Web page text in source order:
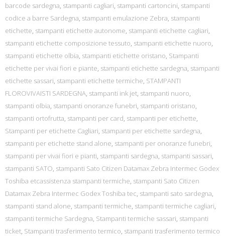
barcode sardegna, stampanti cagliari, stampanti cartoncini, stampanti
codice a barre Sardegna, stampanti emulazione Zebra, stampanti
etichette, stampanti etichette autonome, stampanti etichette cagliari,
stampanti etichette composizione tessuto, stampanti etichette nuoro,
stampanti etichette olbia, stampanti etichette oristano, Stampanti
etichette per vivai fiori e piante, stampanti etichette sardegna, stampanti
etichette sassari, stampanti etichette termiche, STAMPANTI
FLOROVIVAISTI SARDEGNA, stampanti ink jet, stampanti nuoro,
stampanti olbia, stampanti onoranze funebri, stampanti oristano,
stampanti ortofrutta, stampanti per card, stampanti per etichette,
Stampanti per etichette Cagliari, stampanti per etichette sardegna,
stampanti per etichette stand alone, stampanti per onoranze funebri,
stampanti per vivai fiori e pianti, stampanti sardegna, stampanti sassari,
stampanti SATO, stampanti Sato Citizen Datamax Zebra Intermec Godex
Toshiba etcassistenza stampanti termiche, stampanti Sato Citizen
Datamax Zebra Intermec Godex Toshiba tec, stampanti sato sardegna,
stampanti stand alone, stampanti termiche, stampanti termiche cagliari,
stampanti termiche Sardegna, Stampanti termiche sassari, stampanti
ticket, Stampanti trasferimento termico, stampanti trasferimento termico